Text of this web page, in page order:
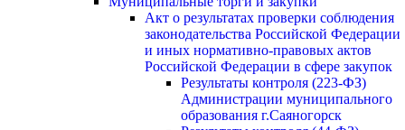
Акт о результатах проверки соблюдения
законодательства Российской Федерации
и иных нормативно-правовых актов
Российской Федерации в сфере закупок
Результаты контроля (223-ФЗ)
Администрации муниципального
образования г.Саяногорск